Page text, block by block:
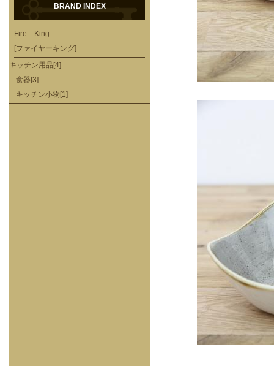
BRAND INDEX
Fire King
[ファイヤーキング]
キッチン用品[4]
食器[3]
キッチン小物[1]